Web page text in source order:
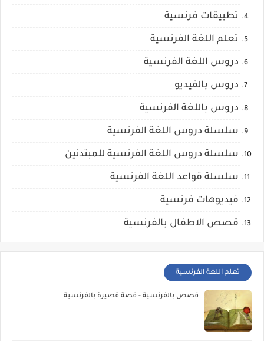
تطبيقات فرنسية
تعلم اللغة الفرنسية
دروس اللغة الفرنسية
دروس بالفيديو
دروس باللغة الفرنسية
سلسلة دروس اللغة الفرنسية
سلسلة دروس اللغة الفرنسية للمبتدئين
سلسلة قواعد اللغة الفرنسية
فيديوهات فرنسية
قصص الاطفال بالفرنسية
تعلم اللغة الفرنسية
قصص بالفرنسية - قصة قصيرة بالفرنسية